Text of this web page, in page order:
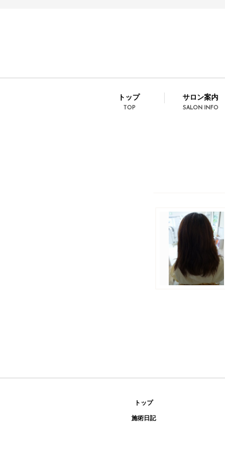
トップ
TOP
サロン案内
SALON INFO
トップ
施術日記